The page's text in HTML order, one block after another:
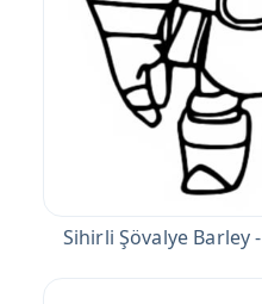
Sihirli Şövalye Barley